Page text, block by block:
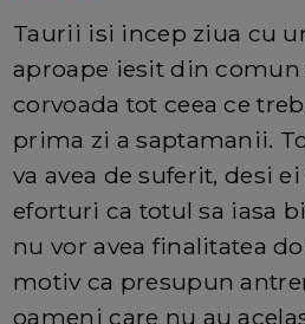
Taurii isi incep ziua cu
aproape iesit din
corvoada tot ceea ce
prima zi a saptamanii.
va avea de suferit, desi
eforturi ca totul sa iasa
nu vor avea finalitatea
motiv ca presupun
oameni care nu au